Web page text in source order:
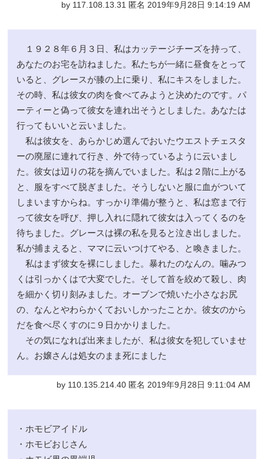
by 117.108.13.31 匿名 2019年9月28日 9:14:19 AM
１９２８年６月３日、私はカッテージチーズを持って、
あなたのお宅を訪ねました。私たちが一緒に昼食をとって
いると、グレースが膝の上に乗り、私にキスをしました。
その時、私は彼女の肉を食べてみようと決めたのです。パ
ーティーと偽って彼女を連れ出そうとしました。あなたは
行ってもいいと云いました。
私は彼女を、あらかじめ選んでおいたウエストチェスタ
ーの廃屋に連れて行き、外で待っているように云いまし
た。彼女は辺りの花を摘んでいました。私は２階に上がる
と、服をすべて脱ぎました。そうしないと服に血がついて
しまいますからね。すっかり準備が整うと、私は窓まで行
って彼女を呼び、押し入れに隠れて彼女は入ってくるのを
待ちました。グレースは裸の私を見ると泣き出しました。
私が捕まえると、ママに云いつけてやる、と喚きました。
私はまず彼女を裸にしました。暴れたのなんの。噛みつ
くは引っかくはで大変でした。そして首を絞めて殺し、肉
を細かく切り刻みました。オーブンで焼いた小さなお尻
の、なんとやわらかくておいしかったことか。彼女のから
だを食べ尽くすのに９日かかりました。
その気になれば出来ましたが、私は彼女を犯していませ
ん。お嬢さんは処女のまま死にました
by 110.135.214.40 匿名 2019年9月28日 9:11:04 AM
・ホモビアイドル
・ホモビおじさん